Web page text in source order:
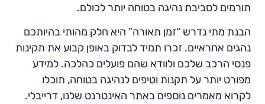
תורמים לסביבת נהיגה בטוחה יותר לכולם.
הבנת מתי נדרש “זמן תאורה” היא חלק מהותי בהיותכם
נהגים אחראיים. זכרו תמיד לבדוק באופן קבוע את תקינות
פנסי הרכב שלכם ולוודא שהם פועלים כהלכה. למידע
מפורט יותר על תקנות וטיפים לנהיגה בטוחה, תוכלו
לקרוא מאמרים נוספים באתר האינטרנט שלנו, דרייבלי.